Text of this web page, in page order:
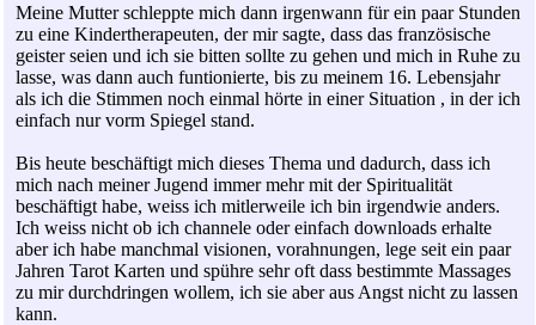
Meine Mutter schleppte mich dann irgenwann für ein paar Stunden
zu eine Kindertherapeuten, der mir sagte, dass das französische
geister seien und ich sie bitten sollte zu gehen und mich in Ruhe zu
lasse, was dann auch funtionierte, bis zu meinem 16. Lebensjahr
als ich die Stimmen noch einmal hörte in einer Situation , in der ich
einfach nur vorm Spiegel stand.
Bis heute beschäftigt mich dieses Thema und dadurch, dass ich
mich nach meiner Jugend immer mehr mit der Spiritualität
beschäftigt habe, weiss ich mitlerweile ich bin irgendwie anders.
Ich weiss nicht ob ich channele oder einfach downloads erhalte
aber ich habe manchmal visionen, vorahnungen, lege seit ein paar
Jahren Tarot Karten und spühre sehr oft dass bestimmte Massages
zu mir durchdringen wollem, ich sie aber aus Angst nicht zu lassen
kann.